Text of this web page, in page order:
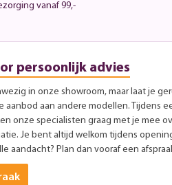
vanaf 99,-
persoonlijk advies
in onze showroom, maar laat je
aanbod aan andere modellen. Tijdens
onze specialisten graag met je mee
Je bent altijd welkom tijdens
aandacht? Plan dan vooraf een